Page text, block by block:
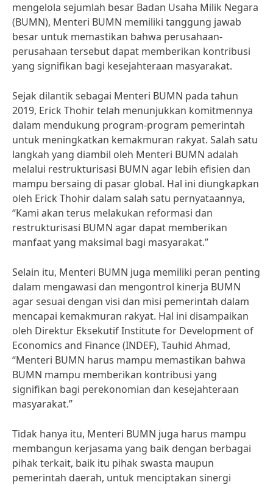
mengelola sejumlah besar Badan Usaha Milik Negara
(BUMN), Menteri BUMN memiliki tanggung jawab
besar untuk memastikan bahwa perusahaan-
perusahaan tersebut dapat memberikan kontribusi
yang signifikan bagi kesejahteraan masyarakat.
Sejak dilantik sebagai Menteri BUMN pada tahun
2019, Erick Thohir telah menunjukkan komitmennya
dalam mendukung program-program pemerintah
untuk meningkatkan kemakmuran rakyat. Salah satu
langkah yang diambil oleh Menteri BUMN adalah
melalui restrukturisasi BUMN agar lebih efisien dan
mampu bersaing di pasar global. Hal ini diungkapkan
oleh Erick Thohir dalam salah satu pernyataannya,
“Kami akan terus melakukan reformasi dan
restrukturisasi BUMN agar dapat memberikan
manfaat yang maksimal bagi masyarakat.”
Selain itu, Menteri BUMN juga memiliki peran penting
dalam mengawasi dan mengontrol kinerja BUMN
agar sesuai dengan visi dan misi pemerintah dalam
mencapai kemakmuran rakyat. Hal ini disampaikan
oleh Direktur Eksekutif Institute for Development of
Economics and Finance (INDEF), Tauhid Ahmad,
“Menteri BUMN harus mampu memastikan bahwa
BUMN mampu memberikan kontribusi yang
signifikan bagi perekonomian dan kesejahteraan
masyarakat.”
Tidak hanya itu, Menteri BUMN juga harus mampu
membangun kerjasama yang baik dengan berbagai
pihak terkait, baik itu pihak swasta maupun
pemerintah daerah, untuk menciptakan sinergi